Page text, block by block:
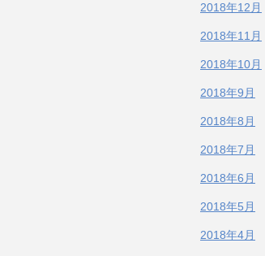
2018年12月
2018年11月
2018年10月
2018年9月
2018年8月
2018年7月
2018年6月
2018年5月
2018年4月